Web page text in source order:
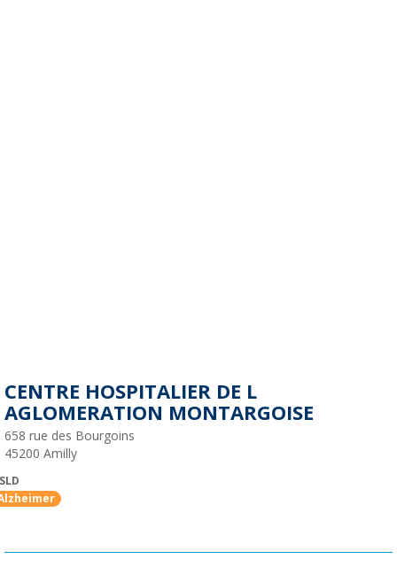
CENTRE HOSPITALIER DE L
AGLOMERATION MONTARGOISE
658 rue des Bourgoins
45200 Amilly